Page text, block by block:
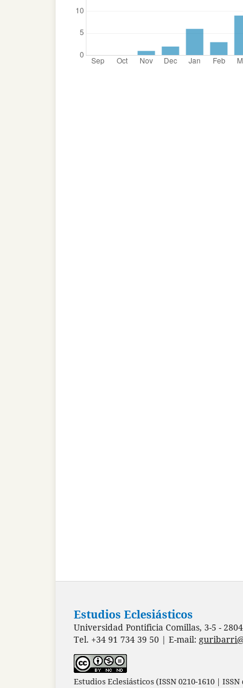
Estudios Eclesiásticos
Universidad Pontificia Comillas, 3-5 -
Tel. +34 91 734 39 50 | E-mail:
Estudios Eclesiásticos (ISSN 0210-1610 |